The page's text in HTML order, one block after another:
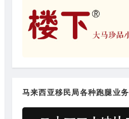
马来西亚移民局各种跑腿业务